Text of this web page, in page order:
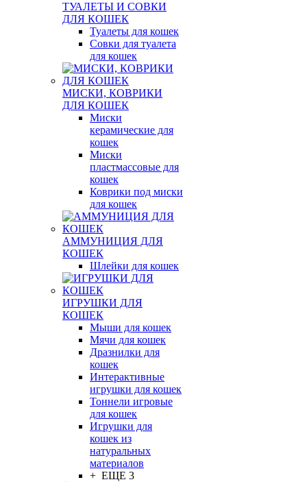
ТУАЛЕТЫ И СОВКИ
ДЛЯ КОШЕК
Туалеты для кошек
Совки для туалета
для кошек
МИСКИ, КОВРИКИ
ДЛЯ КОШЕК
Миски
керамические для
кошек
Миски
пластмассовые для
кошек
Коврики под миски
для кошек
АММУНИЦИЯ ДЛЯ
КОШЕК
Шлейки для кошек
ИГРУШКИ ДЛЯ
КОШЕК
Мыши для кошек
Мячи для кошек
Дразнилки для
кошек
Интерактивные
игрушки для кошек
Тоннели игровые
для кошек
Игрушки для
кошек из
натуральных
материалов
+ ЕЩЕ 3